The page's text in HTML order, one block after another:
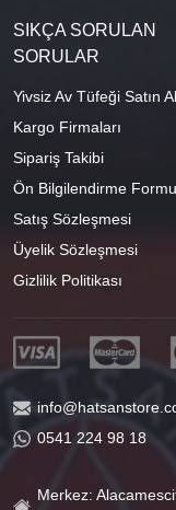
SIKÇA SORULAN
SORULAR
Yivsiz Av Tüfeği Satın
Kargo Firmaları
Sipariş Takibi
Ön Bilgilendirme Formu
Satış Sözleşmesi
Üyelik Sözleşmesi
Gizlilik Politikası
0541 224 98 18
Merkez: